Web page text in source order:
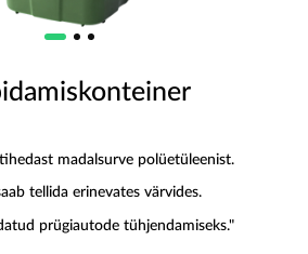
madalsurve polüetüleenist.
tellida erinevates värvides.
prügiautode tühjendamiseks."